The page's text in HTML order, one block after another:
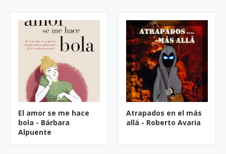
El amor se me hace
bola - Bárbara
Alpuente
Atrapados en el más
allá - Roberto Avaria